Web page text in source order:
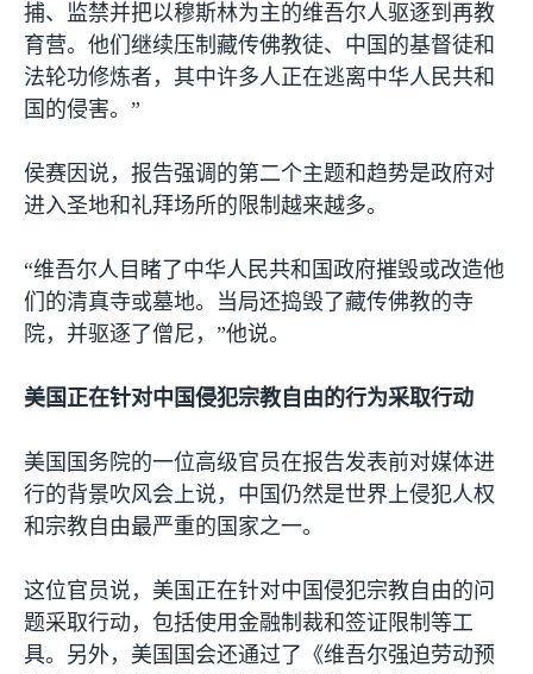
捕、监禁并把以穆斯林为主的维吾尔人驱逐到再教
育营。他们继续压制藏传佛教徒、中国的基督徒和
法轮功修炼者，其中许多人正在逃离中华人民共和
国的侵害。”
侯赛因说，报告强调的第二个主题和趋势是政府对
进入圣地和礼拜场所的限制越来越多。
“维吾尔人目睹了中华人民共和国政府摧毁或改造他
们的清真寺或墓地。当局还捣毁了藏传佛教的寺
院，并驱逐了僧尼，”他说。
美国正在针对中国侵犯宗教自由的行为采取行动
美国国务院的一位高级官员在报告发表前对媒体进
行的背景吹风会上说，中国仍然是世界上侵犯人权
和宗教自由最严重的国家之一。
这位官员说，美国正在针对中国侵犯宗教自由的问
题采取行动，包括使用金融制裁和签证限制等工
具。另外，美国国会还通过了《维吾尔强迫劳动预